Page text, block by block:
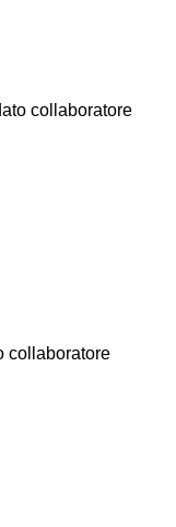
collaboratore
collaboratore